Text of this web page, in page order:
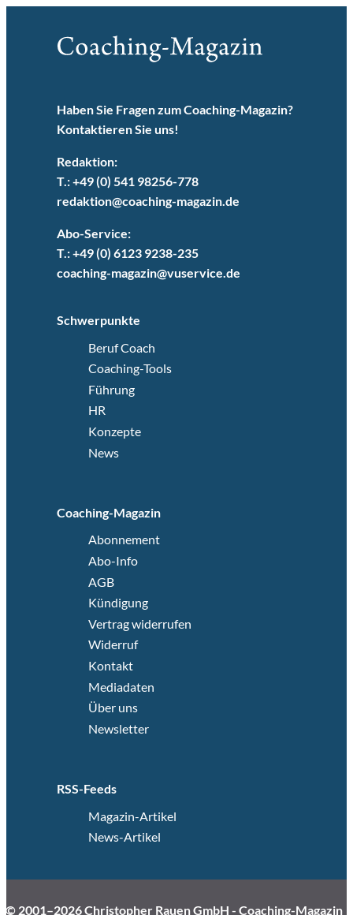
Haben Sie Fragen zum Coaching-Magazin?
Kontaktieren Sie uns!
Redaktion:
T.: +49 (0) 541 98256-778
redaktion@coaching-magazin.de
Abo-Service:
T.: +49 (0) 6123 9238-235
coaching-magazin@vuservice.de
Schwerpunkte
Beruf Coach
Coaching-Tools
Führung
HR
Konzepte
News
Coaching-Magazin
Abonnement
Abo-Info
AGB
Kündigung
Vertrag widerrufen
Widerruf
Kontakt
Mediadaten
Über uns
Newsletter
RSS-Feeds
Magazin-Artikel
News-Artikel
© 2001–2026 Christopher Rauen GmbH - Coaching-Magazin